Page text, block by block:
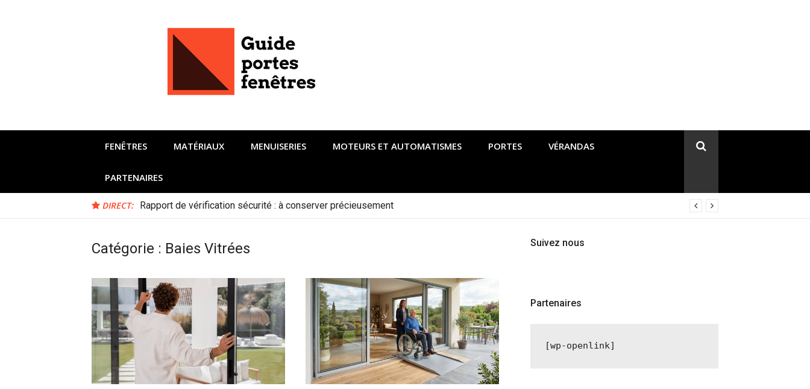
FENÊTRES MATÉRIAUX MENUISERIES MOTEURS ET AUTOMATISMES PORTES VÉRANDAS
PARTENAIRES
DIRECT: Rapport de vérification sécurité : à conserver précieusement
Catégorie : Baies Vitrées Suivez nous
Partenaires
[wp-openlink]